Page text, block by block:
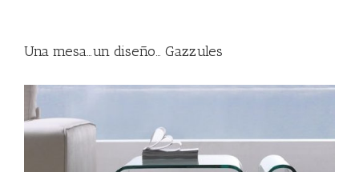
Una mesa…un diseño… Gazzules